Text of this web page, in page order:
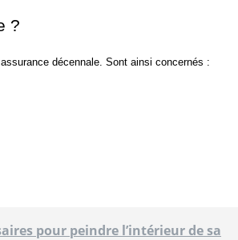
?
décennale. Sont ainsi concernés :
pour peindre l’intérieur de sa